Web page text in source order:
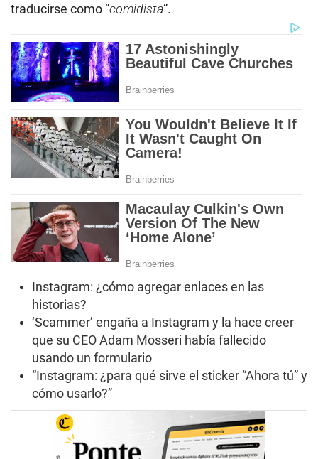
traducirse como “comidista”.
Instagram: ¿cómo agregar enlaces en las
historias?
‘Scammer’ engaña a Instagram y la hace creer
que su CEO Adam Mosseri había fallecido
usando un formulario
“Instagram: ¿para qué sirve el sticker “Ahora tú” y
cómo usarlo?”